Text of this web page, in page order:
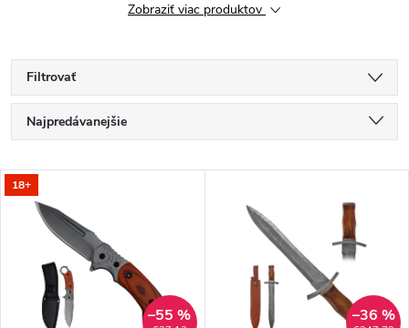
Zobraziť viac produktov
Filtrovať
R
a
Najpredávanejšie
Najdrahšie
Abecedne
V
18+
–55 % –36 %